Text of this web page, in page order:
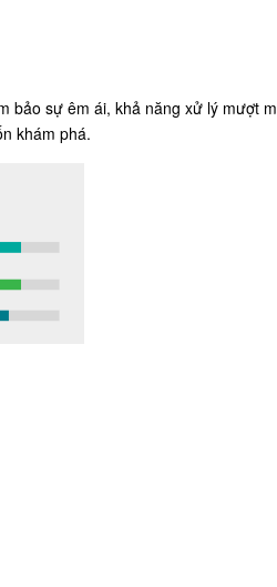
bảo sự êm ái, khả năng xử lý mượt
khám phá.